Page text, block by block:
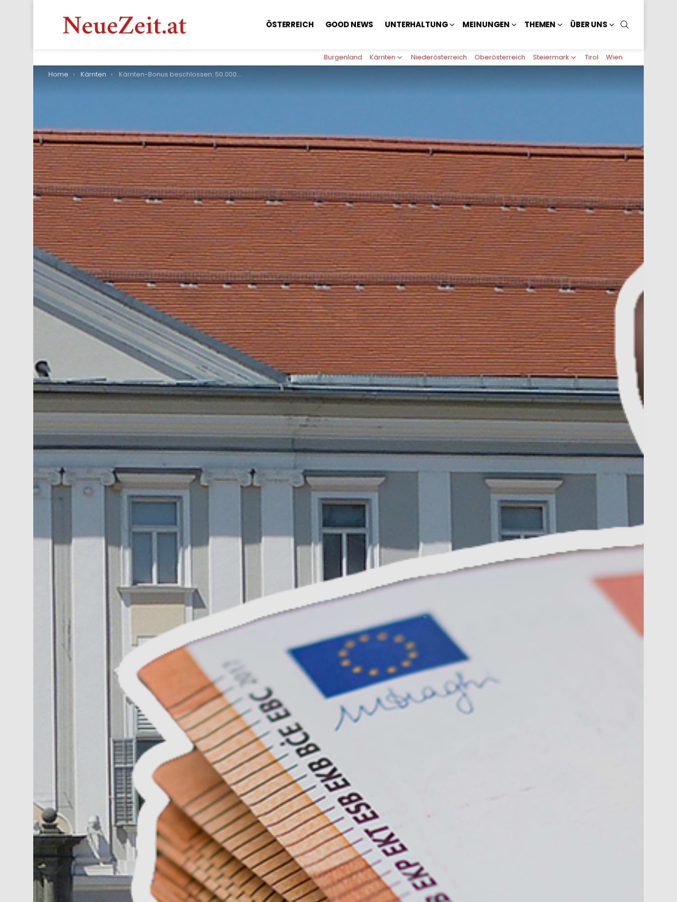
ÖSTERREICH GOOD NEWS UNTERHALTUNG MEINUNGEN THEMEN ÜBER UNS
Burgenland Kärnten Niederösterreich Oberösterreich Steiermark Tirol
Wien
You are here:
Home Kärnten Kärnten-Bonus beschlossen: 50.000 Haushalte bekommen ab Juli 200 Euro Teuerungs-Hilfe